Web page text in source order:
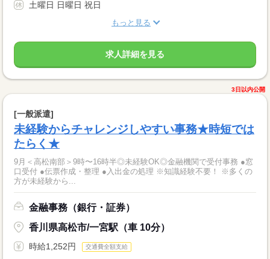
土曜日 日曜日 祝日
もっと見る
求人詳細を見る
3日以内公開
[一般派遣]
未経験からチャレンジしやすい事務★時短では
たらく★
9月＜高松南部＞9時〜16時半◎未経験OK◎金融機関で受付事務 ●窓
口受付 ●伝票作成・整理 ●入出金の処理 ※知識経験不要！ ※多くの
方が未経験から...
金融事務（銀行・証券）
香川県高松市/一宮駅（車 10分）
時給1,252円 交通費全額支給